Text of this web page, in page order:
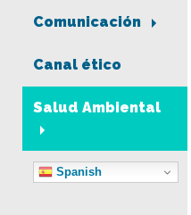
Comunicación
Canal ético
Salud Ambiental
Spanish